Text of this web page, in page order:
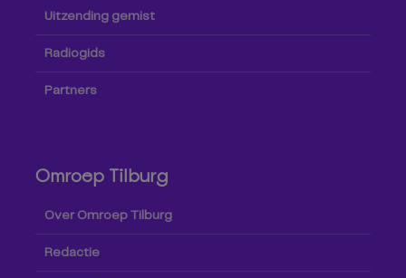
Uitzending gemist
Radiogids
Partners
Omroep Tilburg
Over Omroep Tilburg
Redactie